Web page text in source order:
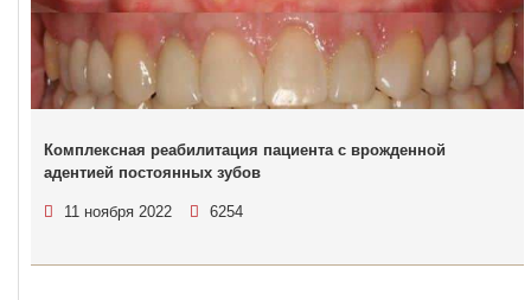
Комплексная реабилитация пациента с врожденной
адентией постоянных зубов
11 ноября 2022 6254